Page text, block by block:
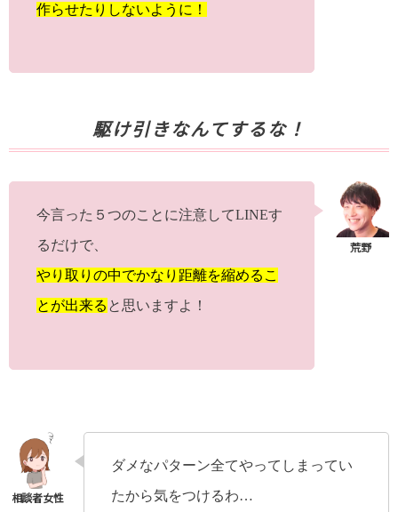
作らせたりしないように！
駆け引きなんてするな！
今言った５つのことに注意してLINEす
るだけで、
やり取りの中でかなり距離を縮めるこ
とが出来る と思いますよ！
ダメなパターン全てやってしまってい
たから気をつけるわ…